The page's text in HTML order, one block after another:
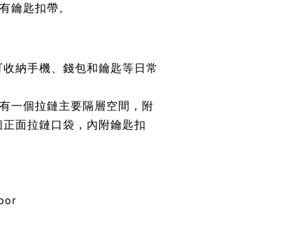
鑰匙扣帶。
納手機、錢包和鑰匙等日常
一個拉鏈主要隔層空間，附
面拉鏈口袋，內附鑰匙扣